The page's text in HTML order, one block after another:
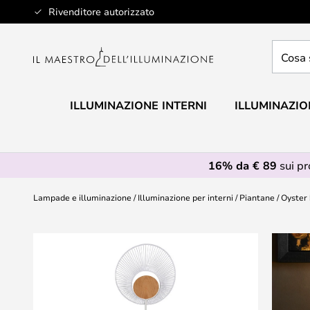
Rivenditore autorizzato
Salta
al
stai
ILLUMINAZIONE INTERNI
16% da € 89 sui
Lampade e illuminazione Illuminazione per interni Piantane Oyster